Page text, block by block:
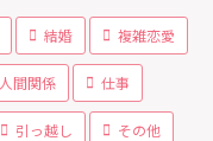
結婚 複雑恋愛
人間関係 仕事
引っ越し その他